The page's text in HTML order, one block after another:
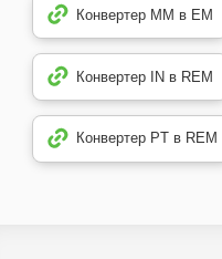
Конвертер MM в EM
Конвертер IN в REM
Конвертер PT в REM